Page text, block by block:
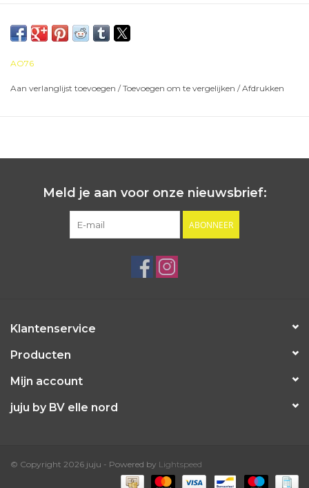
AO76
Aan verlanglijst toevoegen /Toevoegen om te vergelijken /Afdrukken
Meld je aan voor onze nieuwsbrief:
ABONNEER
Klantenservice
Producten
Mijn account
juju by BV elle nord
© Copyright 2026 juju - Powered by Lightspeed